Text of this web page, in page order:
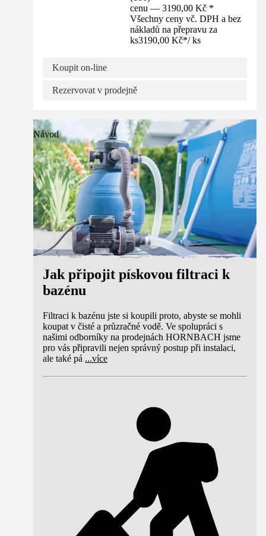
cenu — 3190,00 Kč *
Všechny ceny vč. DPH a bez
nákladů na přepravu za
ks3190,00 Kč*/ ks
Koupit on-line
Rezervovat v prodejně
Návod
Jak připojit pískovou filtraci k
bazénu
Filtraci k bazénu jste si koupili proto, abyste se mohli
koupat v čisté a průzračné vodě. Ve spolupráci s
našimi odborníky na prodejnách HORNBACH jsme
pro vás připravili nejen správný postup při instalaci,
ale také pá ...více